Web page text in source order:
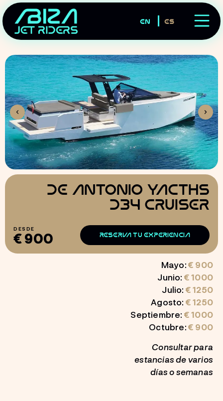
EN ES
DE Antonio Yacths
D34 Cruiser
DESDE
€ 900 RESERVA TU EXPERIENCIA
Mayo: € 900
Junio: €1000
Julio: € 1250
Agosto: €1250
Septiembre: €1000
Octubre: € 900
Consultar para
estancias de varios
días o semanas